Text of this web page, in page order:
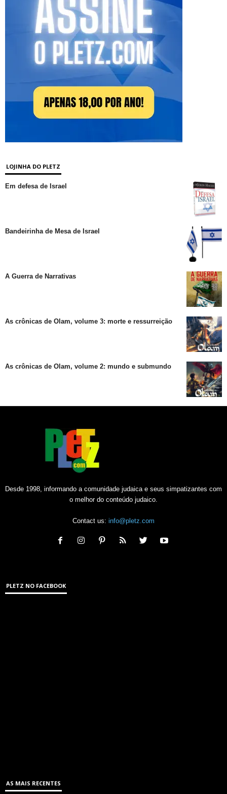
LOJINHA DO PLETZ
Em defesa de Israel
Bandeirinha de Mesa de Israel
A Guerra de Narrativas
As crônicas de Olam, volume 3: morte e ressurreição
As crônicas de Olam, volume 2: mundo e submundo
Desde 1998, informando a comunidade judaica e seus simpatizantes com
o melhor do conteúdo judaico.
Contact us: info@pletz.com
PLETZ NO FACEBOOK
AS MAIS RECENTES